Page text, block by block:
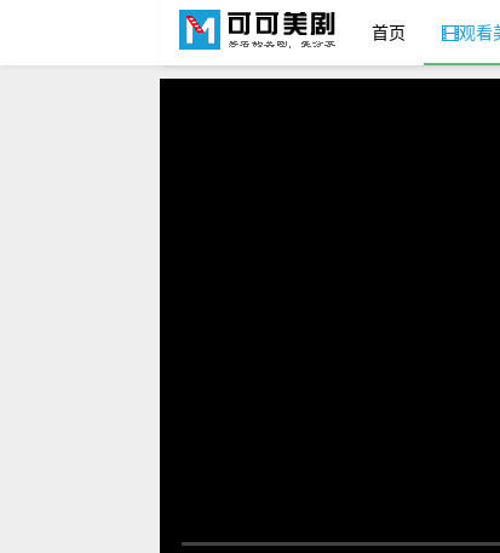
首页 观看